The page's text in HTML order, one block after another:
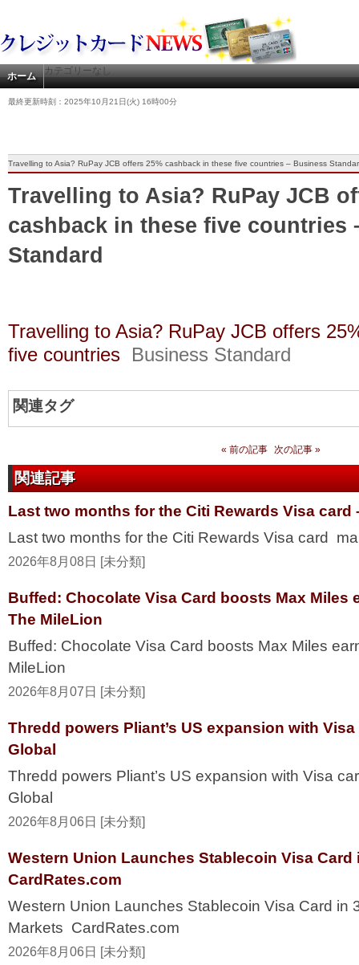
ホーム カテゴリーなし
最終更新時刻：2025年10月21日(火) 16時00分
Travelling to Asia? RuPay JCB offers 25% cashback in these five countries – Business
Travelling to Asia? RuPay JCB
cashback in these five countries
Standard
Travelling to Asia? RuPay JCB offers
five countries Business Standard
関連タグ
« 前の記事 次の記事 »
関連記事
Last two months for the Citi Rewards Visa card
Last two months for the Citi Rewards Visa card
2026年8月08日 [未分類]
Buffed: Chocolate Visa Card boosts Max Miles
The MileLion
Buffed: Chocolate Visa Card boosts Max Miles
MileLion
2026年8月07日 [未分類]
Thredd powers Pliant’s US expansion with
Global
Thredd powers Pliant’s US expansion with Visa
Global
2026年8月06日 [未分類]
Western Union Launches Stablecoin Visa Card
CardRates.com
Western Union Launches Stablecoin Visa Card in
Markets CardRates.com
2026年8月06日 [未分類]